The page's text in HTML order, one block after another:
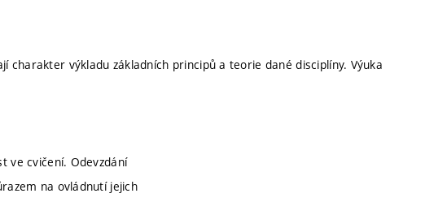
výkladu základních principů a teorie dané disciplíny. Výuka
ve cvičení. Odevzdání
na ovládnutí jejich